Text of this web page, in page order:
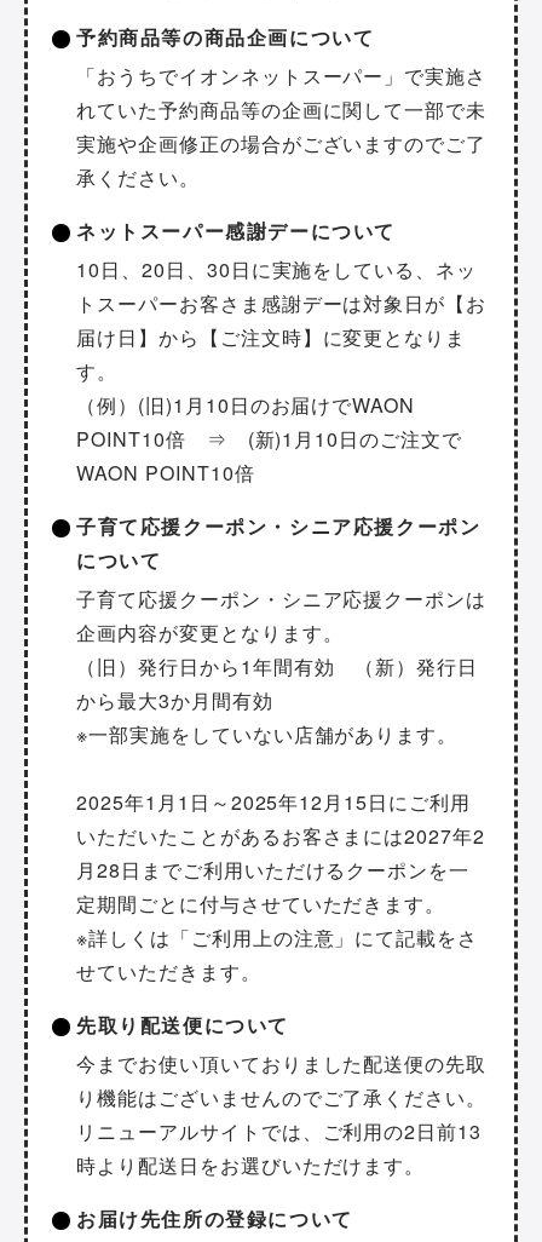
予約商品等の商品企画について
「おうちでイオンネットスーパー」で実施さ
れていた予約商品等の企画に関して一部で未
実施や企画修正の場合がございますのでご了
承ください。
ネットスーパー感謝デーについて
10日、20日、30日に実施をしている、ネッ
トスーパーお客さま感謝デーは対象日が【お
届け日】から【ご注文時】に変更となりま
す。
（例）(旧)1月10日のお届けでWAON
POINT10倍 ⇒ (新)1月10日のご注文で
WAON POINT10倍
子育て応援クーポン・シニア応援クーポン
について
子育て応援クーポン・シニア応援クーポンは
企画内容が変更となります。
（旧）発行日から1年間有効 （新）発行日
から最大3か月間有効
※一部実施をしていない店舗があります。
2025年1月1日～2025年12月15日にご利用
いただいたことがあるお客さまには2027年2
月28日までご利用いただけるクーポンを一
定期間ごとに付与させていただきます。
※詳しくは「ご利用上の注意」にて記載をさ
せていただきます。
先取り配送便について
今までお使い頂いておりました配送便の先取
り機能はございませんのでご了承ください。
リニューアルサイトでは、ご利用の2日前13
時より配送日をお選びいただけます。
お届け先住所の登録について